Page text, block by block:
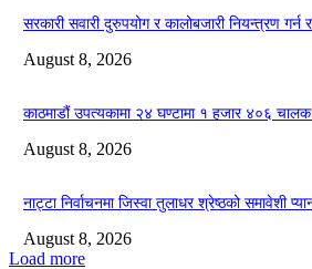
सरकारी सवारी दुरुपयोग र कालोबजारी नियन्त्रण गर्न
August 8, 2026
काठमाडौं उपत्यकामा २४ घण्टामा १ हजार ४०६ चालक
August 8, 2026
नाट्टा निर्वाचनमा जिस्वा तुलाधर श्रेष्ठको समावेशी
August 8, 2026
Load more